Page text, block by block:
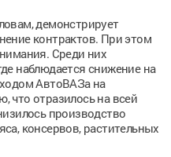
демонстрирует
контрактов. При этом
Среди них
наблюдается снижение на
АвтоВАЗа на
что отразилось на всей
производство
консервов, растительных